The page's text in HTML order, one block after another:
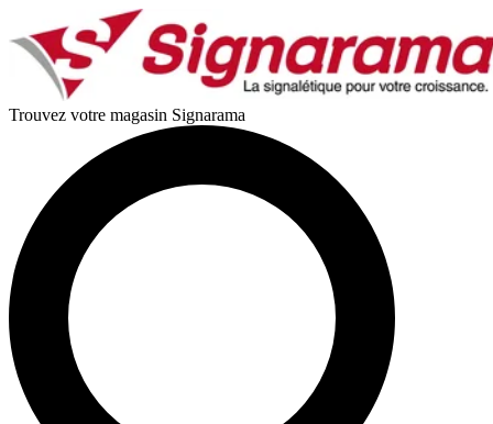
Trouvez votre magasin Signarama